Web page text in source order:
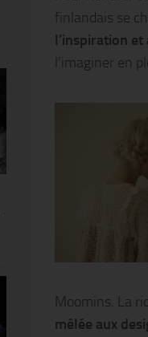
finlandais se
l’inspiration et
l’imaginer en
Moomins. La
mêlée aux